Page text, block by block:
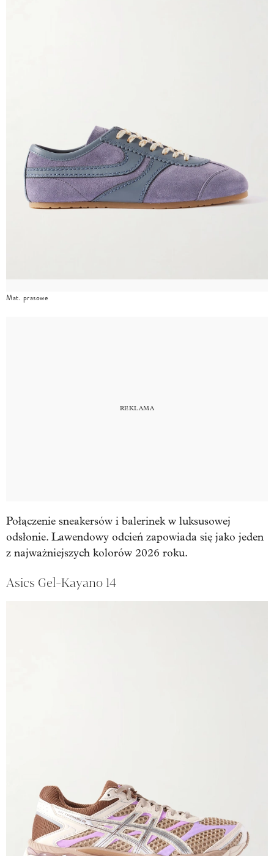
Mat. prasowe
Połączenie sneakersów i balerinek w luksusowej
odsłonie. Lawendowy odcień zapowiada się jako jeden
z najważniejszych kolorów 2026 roku.
Asics Gel-Kayano 14